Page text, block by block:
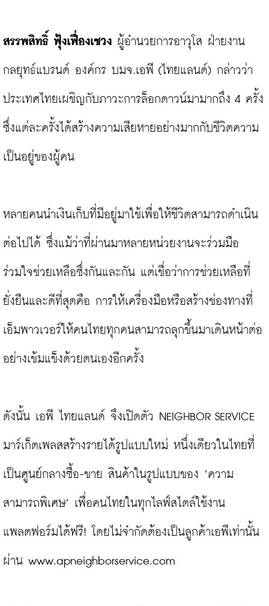
สรรพสิทธิ์ ฟุ้งเฟื่องเชวง ผู้อำนวยการอาวุโส ฝ่ายงาน
กลยุทธ์แบรนด์ องค์กร บมจ.เอพี (ไทยแลนด์) กล่าวว่า
ประเทศไทยเผชิญกับภาวะการล็อกดาวน์มามากถึง 4 ครั้ง
ซึ่งแต่ละครั้งได้สร้างความเสียหายอย่างมากกับชีวิตความ
เป็นอยู่ของผู้คน
หลายคนนำเงินเก็บที่มีอยู่มาใช้เพื่อให้ชีวิตสามารถดำเนิน
ต่อไปได้ ซึ่งแม้ว่าที่ผ่านมาหลายหน่วยงานจะร่วมมือ
ร่วมใจช่วยเหลือซึ่งกันและกัน แต่เชื่อว่าการช่วยเหลือที่
ยั่งยืนและดีที่สุดคือ การให้เครื่องมือหรือสร้างช่องทางที่
เอ็มพาวเวอร์ให้คนไทยทุกคนสามารถลุกขึ้นมาเดินหน้าต่อ
อย่างเข้มแข็งด้วยตนเองอีกครั้ง
ดังนั้น เอพี ไทยแลนด์ จึงเปิดตัว NEIGHBOR SERVICE
มาร์เก็ตเพลสสร้างรายได้รูปแบบใหม่ หนึ่งเดียวในไทยที่
เป็นศูนย์กลางซื้อ-ขาย สินค้าในรูปแบบของ ‘ความ
สามารถพิเศษ’ เพื่อคนไทยในทุกไลฟ์สไตล์ใช้งาน
แพลตฟอร์มได้ฟรี! โดยไม่จำกัดต้องเป็นลูกค้าเอพีเท่านั้น
ผ่าน www.apneighborservice.com